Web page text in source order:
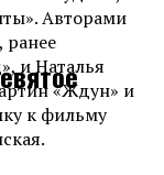
Авторами
ранее
и Наталья
«Ждун» и
к фильму